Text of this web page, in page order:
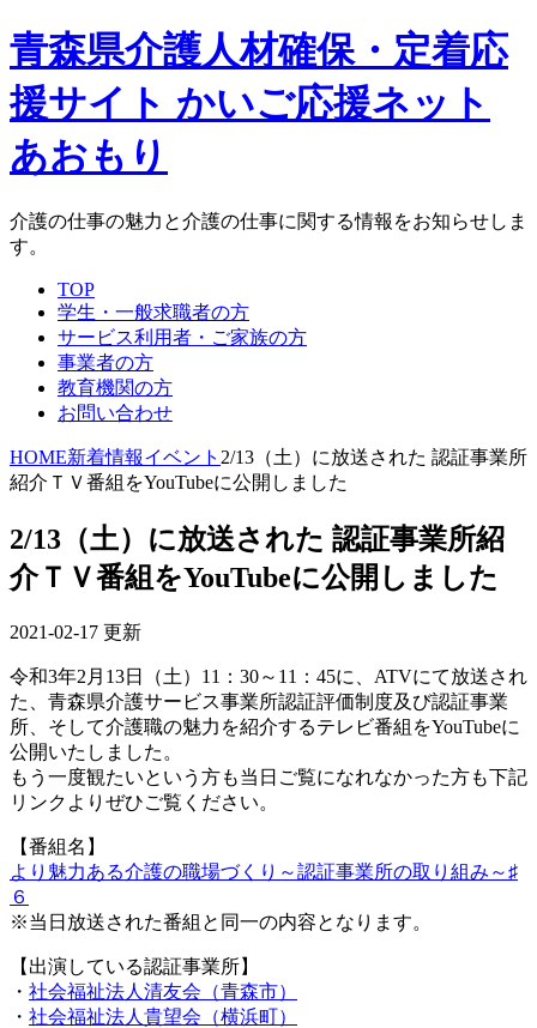
青森県介護人材確保・定着応
援サイト かいご応援ネット
あおもり
介護の仕事の魅力と介護の仕事に関する情報をお知らせしま
す。
TOP
学生・一般求職者の方
サービス利用者・ご家族の方
事業者の方
教育機関の方
お問い合わせ
HOME新着情報イベント 2/13（土）に放送された 認証事業所
紹介ＴＶ番組をYouTubeに公開しました
2/13（土）に放送された 認証事業所紹
介ＴＶ番組をYouTubeに公開しました
2021-02-17 更新
令和3年2月13日（土）11：30～11：45に、ATVにて放送され
た、青森県介護サービス事業所認証評価制度及び認証事業
所、そして介護職の魅力を紹介するテレビ番組をYouTubeに
公開いたしました。
もう一度観たいという方も当日ご覧になれなかった方も下記
リンクよりぜひご覧ください。
【番組名】
より魅力ある介護の職場づくり～認証事業所の取り組み～♯
６
※当日放送された番組と同一の内容となります。
【出演している認証事業所】
・ 社会福祉法人清友会（青森市）
・ 社会福祉法人貴望会（横浜町）